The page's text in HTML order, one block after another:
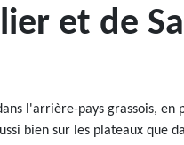
et de
l'arrière-pays grassois,
bien sur les plateaux que